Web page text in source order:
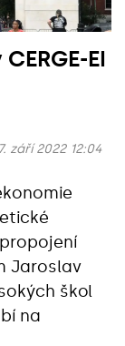
EI
září 2022 12:04
Jaroslav
škol
na